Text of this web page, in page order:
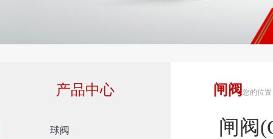
产品中心
球阀
闸阀 您的位
闸阀